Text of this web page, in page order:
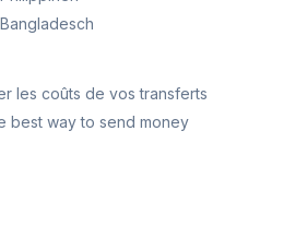
les coûts de vos transferts
best way to send money